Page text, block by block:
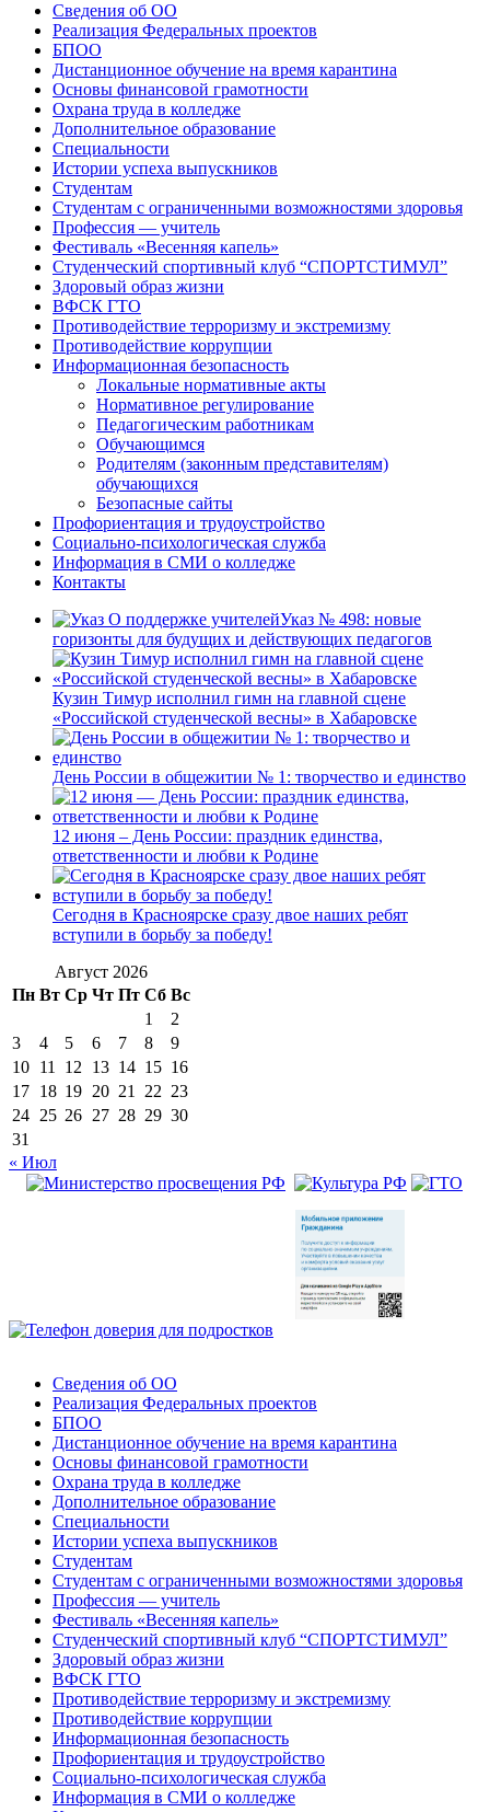
Сведения об ОО
Реализация Федеральных проектов
БПОО
Дистанционное обучение на время карантина
Основы финансовой грамотности
Охрана труда в колледже
Дополнительное образование
Специальности
Истории успеха выпускников
Студентам
Студентам с ограниченными возможностями здоровья
Профессия — учитель
Фестиваль «Весенняя капель»
Студенческий спортивный клуб “СПОРТСТИМУЛ”
Здоровый образ жизни
ВФСК ГТО
Противодействие терроризму и экстремизму
Противодействие коррупции
Информационная безопасность
Локальные нормативные акты
Нормативное регулирование
Педагогическим работникам
Обучающимся
Родителям (законным представителям)
обучающихся
Безопасные сайты
Профориентация и трудоустройство
Социально-психологическая служба
Информация в СМИ о колледже
Контакты
Указ № 498: новые
горизонты для будущих и действующих педагогов
Кузин Тимур исполнил гимн на главной сцене
«Российской студенческой весны» в Хабаровске
День России в общежитии № 1: творчество и единство
12 июня – День России: праздник единства,
ответственности и любви к Родине
Сегодня в Красноярске сразу двое наших ребят
вступили в борьбу за победу!
Август 2026
Пн Вт Ср Чт Пт Сб Вс
1
2
3
4 5 6 7 8
9
10 11 12 13 14 15 16
17 18 19 20 21 22 23
24 25 26 27 28 29 30
31
« Июл
Сведения об ОО
Реализация Федеральных проектов
БПОО
Дистанционное обучение на время карантина
Основы финансовой грамотности
Охрана труда в колледже
Дополнительное образование
Специальности
Истории успеха выпускников
Студентам
Студентам с ограниченными возможностями здоровья
Профессия — учитель
Фестиваль «Весенняя капель»
Студенческий спортивный клуб “СПОРТСТИМУЛ”
Здоровый образ жизни
ВФСК ГТО
Противодействие терроризму и экстремизму
Противодействие коррупции
Информационная безопасность
Профориентация и трудоустройство
Социально-психологическая служба
Информация в СМИ о колледже